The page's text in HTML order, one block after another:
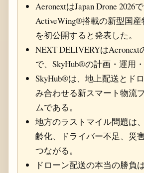
AeronextはJapan Drone 2026で
ActiveWing®搭載の新型国
を初公開すると発表した。
NEXT DELIVERYはAeronext
で、SkyHub®の計画・運用
SkyHub®は、地上配送とド
み合わせる新スマート物流
ムである。
地方のラストマイル問題は
齢化、ドライバー不足、災
つながる。
ドローン配送の本当の勝負